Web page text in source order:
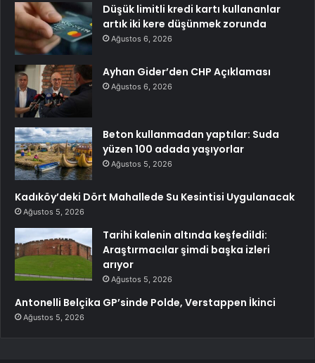
Düşük limitli kredi kartı kullananlar
artık iki kere düşünmek zorunda
Ağustos 6, 2026
Ayhan Gider’den CHP Açıklaması
Ağustos 6, 2026
Beton kullanmadan yaptılar: Suda
yüzen 100 adada yaşıyorlar
Ağustos 5, 2026
Kadıköy’deki Dört Mahallede Su Kesintisi Uygulanacak
Ağustos 5, 2026
Tarihi kalenin altında keşfedildi:
Araştırmacılar şimdi başka izleri
arıyor
Ağustos 5, 2026
Antonelli Belçika GP’sinde Polde, Verstappen İkinci
Ağustos 5, 2026